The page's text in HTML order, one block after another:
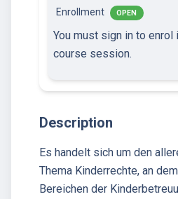
Enrollment
OPEN
You must sign in to enrol
course session.
Description
Es handelt sich um den
Thema Kinderrechte, an
Bereichen der